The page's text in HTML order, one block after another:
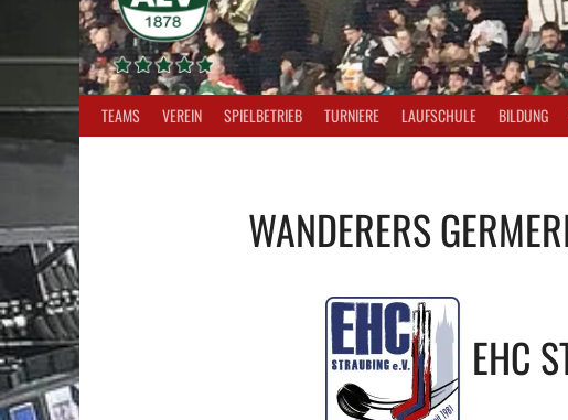
TEAMS VEREIN SPIELBETRIEB TURNIERE LAUFSCHULE BILDUNG
WANDERERS
EHC